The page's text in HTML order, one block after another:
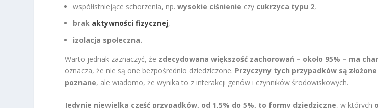
współistniejące schorzenia, np.wysokie ciśnienie czy cukrzyca typu 2,
brak aktywności fizycznej,
izolacja społeczna.
Warto jednak zaznaczyć, że zdecydowana większość zachorowań – około 95% – ma
oznacza, że nie są one bezpośrednio dziedziczone. Przyczyny tych przypadków są
poznane, ale wiadomo, że wynika to z interakcji genów i czynników środowiskowych.
Jedynie niewielka część przypadków, od 1,5% do 5%, to formy dziedziczne, w których